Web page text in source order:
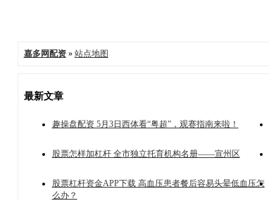
嘉多网配资» 站点地图
最新文章
趣操盘配资 5月3日西体看“粤超”，观赛指南来啦！
股票怎样加杠杆 全市独立托育机构名册——宣州区
股票杠杆资金APP下载 高血压患者餐后容易头晕低血压怎
么办？